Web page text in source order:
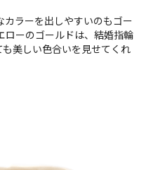
カラーを出しやすいのもゴー
ローのゴールドは、結婚指輪
美しい色合いを見せてくれ